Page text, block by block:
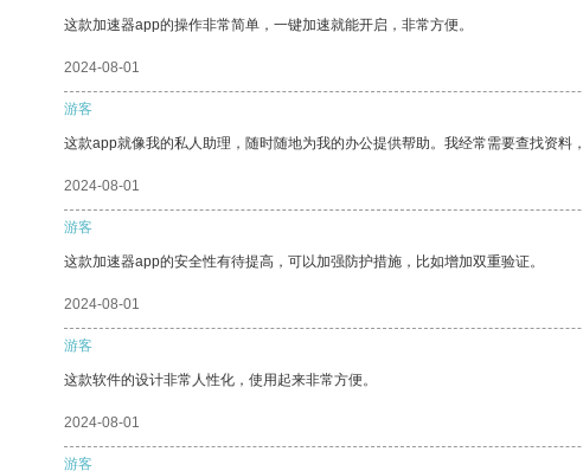
这款加速器app的操作非常简单，一键加速就能开启，非常方便。
2024-08-01
游客
这款app就像我的私人助理，随时随地为我的办公提供帮助。我经常需要查找资料
2024-08-01
游客
这款加速器app的安全性有待提高，可以加强防护措施，比如增加双重验证。
2024-08-01
游客
这款软件的设计非常人性化，使用起来非常方便。
2024-08-01
游客